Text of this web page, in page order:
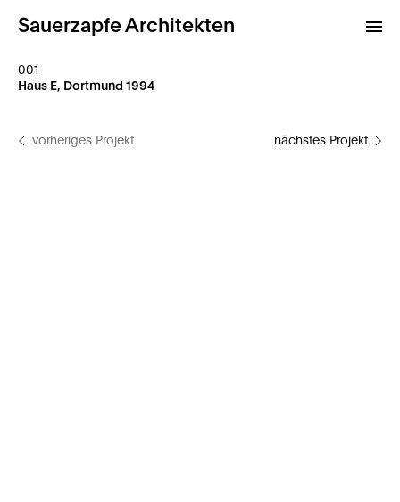
Sauerzapfe Architekten
Archiv
001
Haus E, Dortmund 1994
vorheriges Projekt nächstes Projekt